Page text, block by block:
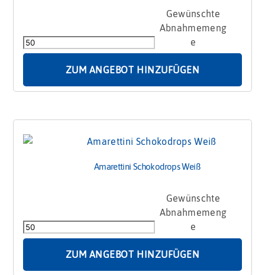
Vollmilch
Menge
ZUM ANGEBOT HINZUFÜGEN
Amarettini Schokodrops Weiß
Weiß
Menge
ZUM ANGEBOT HINZUFÜGEN